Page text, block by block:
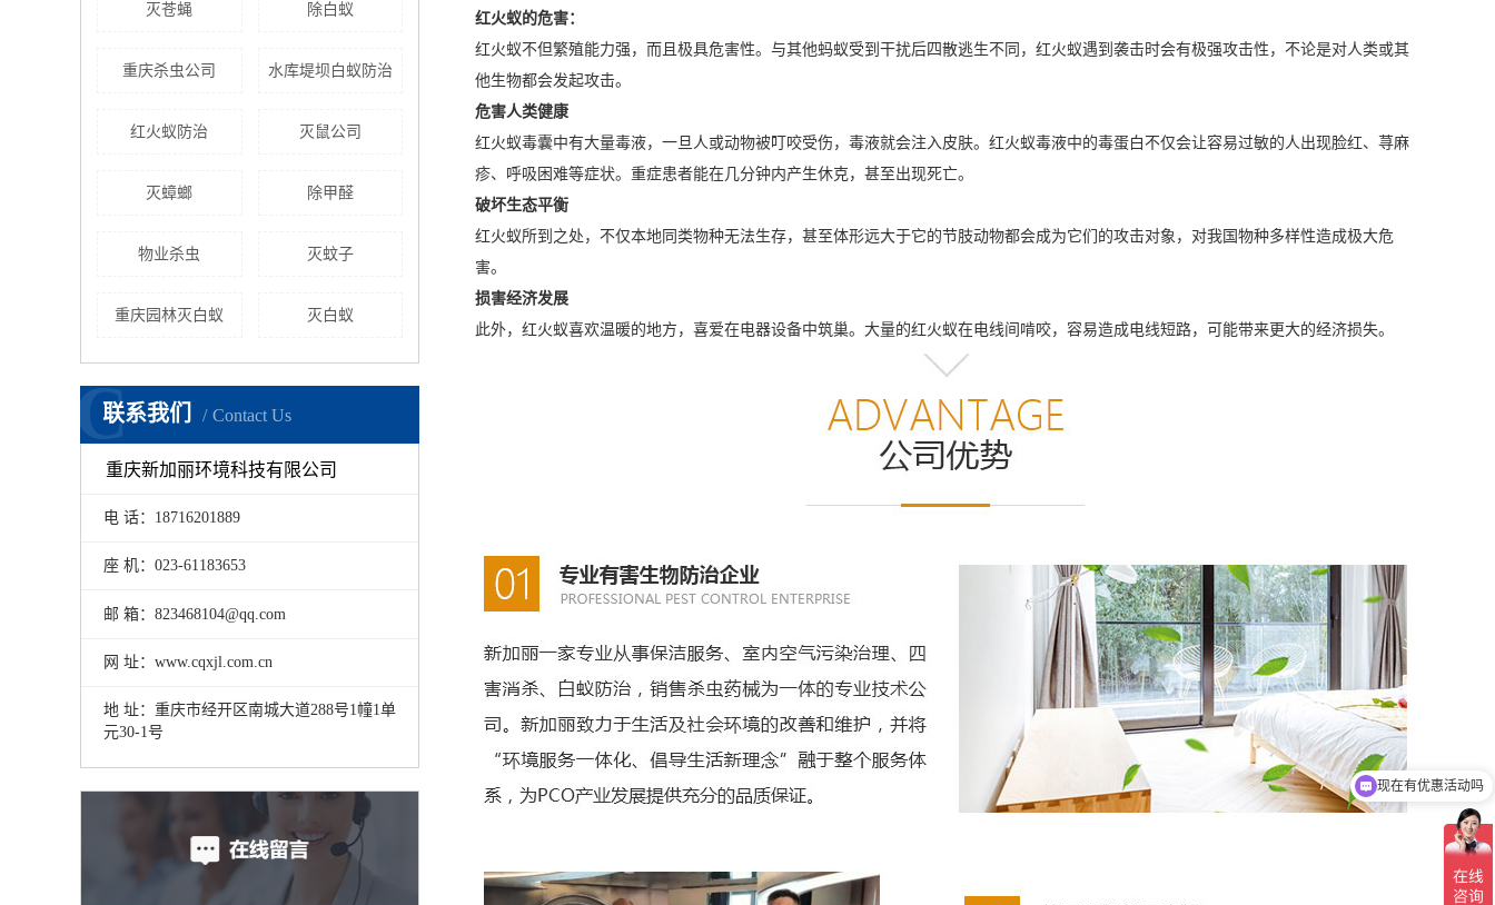
灭苍蝇 除白蚁
重庆杀虫公司 水库堤坝白蚁防治
红火蚁防治 灭鼠公司
灭蟑螂 除甲醛
物业杀虫 灭蚊子
重庆园林灭白蚁 灭白蚁
联系我们 Contact Us
C
重庆新加丽环境科技有限公司
电 话：18716201889
座 机：023-61183653
邮 箱：823468104@qq.com
网 址：www.cqxjl.com.cn
地 址：重庆市经开区南城大道288号1幢1单
元30-1号
红火蚁的危害：
红火蚁不但繁殖能力强，而且极具危害性。与其他蚂蚁受到干扰后四散逃生不同，红火蚁遇到袭击时会有极强攻击性，不论是对人类或其
他生物都会发起攻击。
危害人类健康
红火蚁毒囊中有大量毒液，一旦人或动物被叮咬受伤，毒液就会注入皮肤。 红火蚁毒液中的毒蛋白不仅会让容易过敏的人出现脸红、荨麻
疹、呼吸困难等症状。重症患者能在几分钟内产生休克，甚至出现死亡。
破坏生态平衡
红火蚁所到之处，不仅本地同类物种无法生存，甚至体形远大于它的节肢动物都会成为它们的攻击对象，对我国物种多样性造成极大危
害。
损害经济发展
此外，红火蚁喜欢温暖的地方，喜爱在电器设备中筑巢。大量的红火蚁在电线间啃咬，容易造成电线短路，可能带来更大的经济损失。
可以介绍下你们的产品么
现在有优惠活动吗